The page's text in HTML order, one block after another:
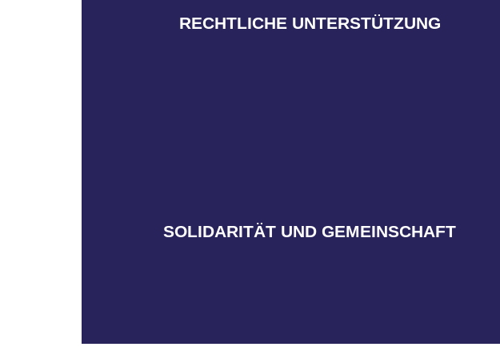
RECHTLICHE UNTERSTÜTZUNG
Egal ob bei Konflikten bezüglich des Arbeitsverhältnisses,
allgemeinen Unsicherheiten oder konkreten Fragen zu
SOLIDARITÄT UND GEMEINSCHAFT
gemeinsam für Veränderung in unserer Profession